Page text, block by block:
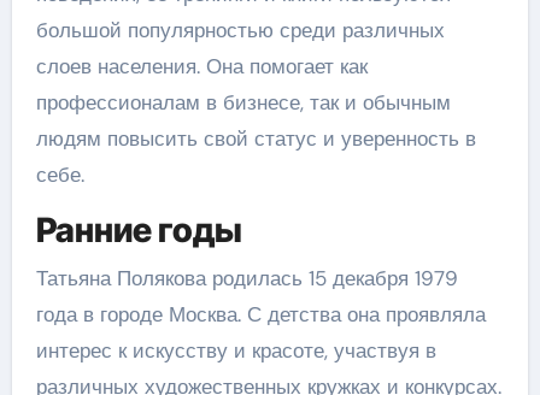
большой популярностью среди различных
слоев населения. Она помогает как
профессионалам в бизнесе, так и обычным
людям повысить свой статус и уверенность в
себе.
Ранние годы
Татьяна Полякова родилась 15 декабря 1979
года в городе Москва. С детства она проявляла
интерес к искусству и красоте, участвуя в
различных художественных кружках и конкурсах.